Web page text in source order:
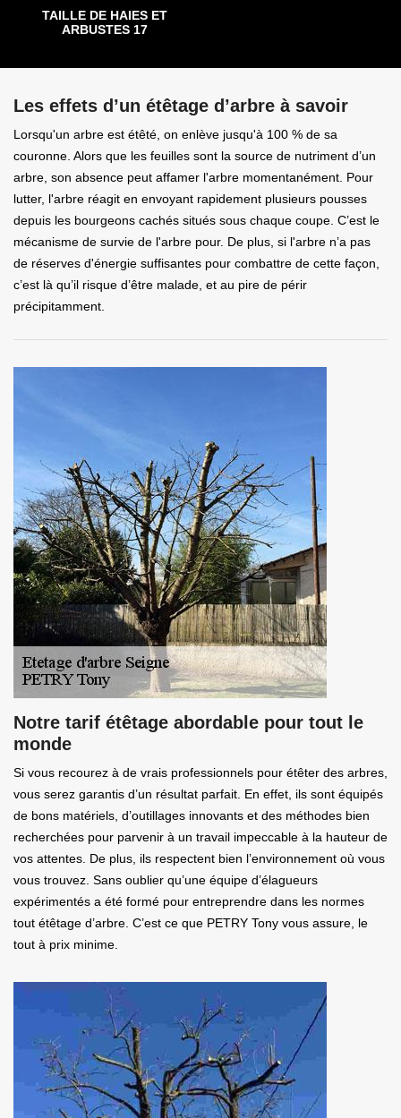
TAILLE DE HAIES ET
ARBUSTES 17
Les effets d’un étêtage d’arbre à savoir
Lorsqu'un arbre est étêté, on enlève jusqu'à 100 % de sa
couronne. Alors que les feuilles sont la source de nutriment d’un
arbre, son absence peut affamer l'arbre momentanément. Pour
lutter, l'arbre réagit en envoyant rapidement plusieurs pousses
depuis les bourgeons cachés situés sous chaque coupe. C’est le
mécanisme de survie de l'arbre pour. De plus, si l'arbre n’a pas
de réserves d'énergie suffisantes pour combattre de cette façon,
c’est là qu’il risque d’être malade, et au pire de périr
précipitamment.
Notre tarif étêtage abordable pour tout le
monde
Si vous recourez à de vrais professionnels pour étêter des arbres,
vous serez garantis d’un résultat parfait. En effet, ils sont équipés
de bons matériels, d’outillages innovants et des méthodes bien
recherchées pour parvenir à un travail impeccable à la hauteur de
vos attentes. De plus, ils respectent bien l’environnement où vous
vous trouvez. Sans oublier qu’une équipe d’élagueurs
expérimentés a été formé pour entreprendre dans les normes
tout étêtage d’arbre. C’est ce que PETRY Tony vous assure, le
tout à prix minime.